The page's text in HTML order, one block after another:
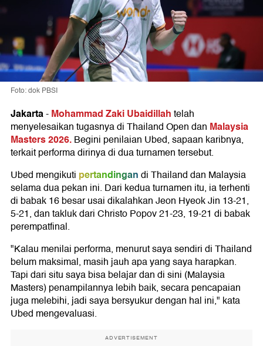
Foto: dok PBSI
Jakarta-Mohammad Zaki Ubaidillahtelah
menyelesaikan tugasnya di Thailand Open dan Malaysia
Masters 2026.Begini penilaian Ubed, sapaan karibnya,
terkait performa dirinya di dua turnamen tersebut.
Ubed mengikuti pertandingandi Thailand dan Malaysia
selama dua pekan ini. Dari kedua turnamen itu, ia terhenti
di babak 16 besar usai dikalahkan Jeon Hyeok Jin 13-21,
5-21, dan takluk dari Christo Popov 21-23, 19-21 di babak
perempatfinal.
"Kalau menilai performa, menurut saya sendiri di Thailand
belum maksimal, masih jauh apa yang saya harapkan.
Tapi dari situ saya bisa belajar dan di sini (Malaysia
Masters) penampilannya lebih baik, secara pencapaian
juga melebihi, jadi saya bersyukur dengan hal ini," kata
Ubed mengevaluasi.
ADVERTISEMENT